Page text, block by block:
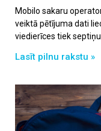
Mobilo sakaru
veiktā pētījuma dati
viedierīces tiek
Lasīt pilnu rakstu »